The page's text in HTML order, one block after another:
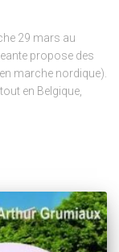
29 mars au
propose des
marche nordique).
en Belgique,